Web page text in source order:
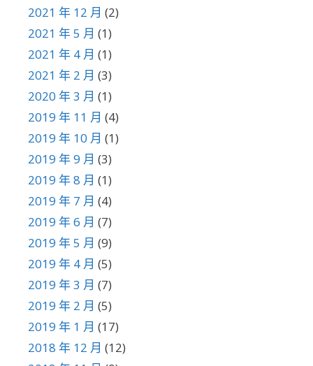
2021 年 12 月 (2)
2021 年 5 月 (1)
2021 年 4 月 (1)
2021 年 2 月 (3)
2020 年 3 月 (1)
2019 年 11 月 (4)
2019 年 10 月 (1)
2019 年 9 月 (3)
2019 年 8 月 (1)
2019 年 7 月 (4)
2019 年 6 月 (7)
2019 年 5 月 (9)
2019 年 4 月 (5)
2019 年 3 月 (7)
2019 年 2 月 (5)
2019 年 1 月 (17)
2018 年 12 月 (12)